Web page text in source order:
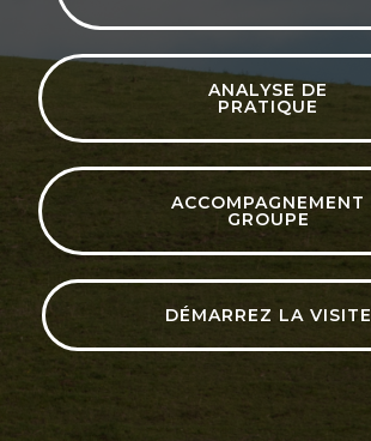
ANALYSE DE
PRATIQUE
ACCOMPAGNEMENT
GROUPE
DÉMARREZ LA VISITE